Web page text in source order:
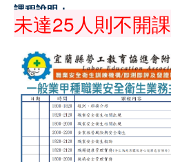
課程說明：
未達25人則不開課